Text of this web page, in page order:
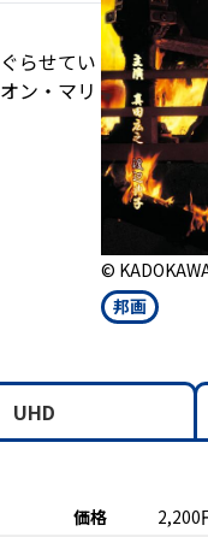
らせてい
ン・マリ
©
邦画
UHD
価格
2,200